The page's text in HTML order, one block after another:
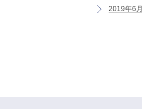
2019年6月